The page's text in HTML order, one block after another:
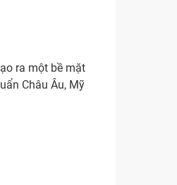
ra một bề mặt
Châu Âu, Mỹ